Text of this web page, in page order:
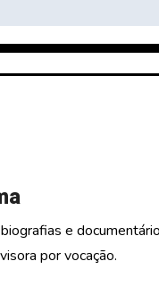
e
por vocação.